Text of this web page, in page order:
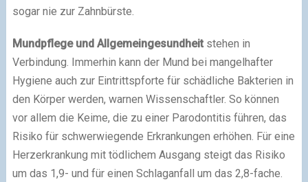
sogar nie zur Zahnbürste.
Mundpflege und Allgemeingesundheit stehen in
Verbindung. Immerhin kann der Mund bei mangelhafter
Hygiene auch zur Eintrittspforte für schädliche Bakterien in
den Körper werden, warnen Wissenschaftler. So können
vor allem die Keime, die zu einer Parodontitis führen, das
Risiko für schwerwiegende Erkrankungen erhöhen. Für eine
Herzerkrankung mit tödlichem Ausgang steigt das Risiko
um das 1,9- und für einen Schlaganfall um das 2,8-fache.